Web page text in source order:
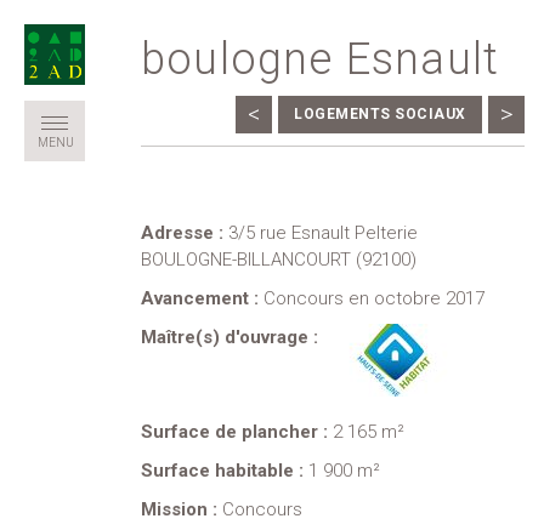
MENU
boulogne Esnault
< LOGEMENTS SOCIAUX >
Adresse : 3/5 rue Esnault Pelterie
BOULOGNE-BILLANCOURT (92100)
Avancement : Concours en octobre 2017
Maître(s) d'ouvrage :
Surface de plancher : 2 165 m²
Surface habitable : 1 900 m²
Mission : Concours